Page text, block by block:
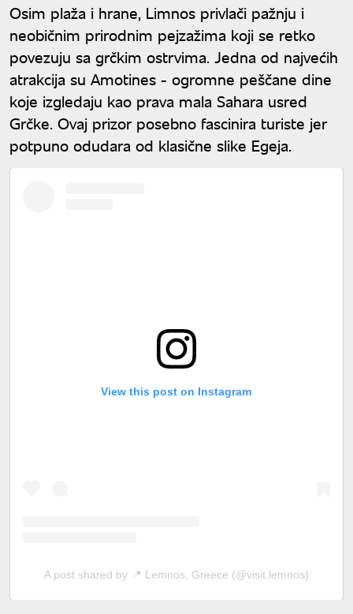
Osim plaža i hrane, Limnos privlači pažnju i
neobičnim prirodnim pejzažima koji se retko
povezuju sa grčkim ostrvima. Jedna od najvećih
atrakcija su Amotines - ogromne peščane dine
koje izgledaju kao prava mala Sahara usred
Grčke. Ovaj prizor posebno fascinira turiste jer
potpuno odudara od klasične slike Egeja.
View this post on Instagram
A post shared by 📍 Lemnos, Greece (@visit.lemnos)